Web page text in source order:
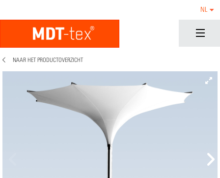
NL
NAAR HET PRODUCTOVERZICHT